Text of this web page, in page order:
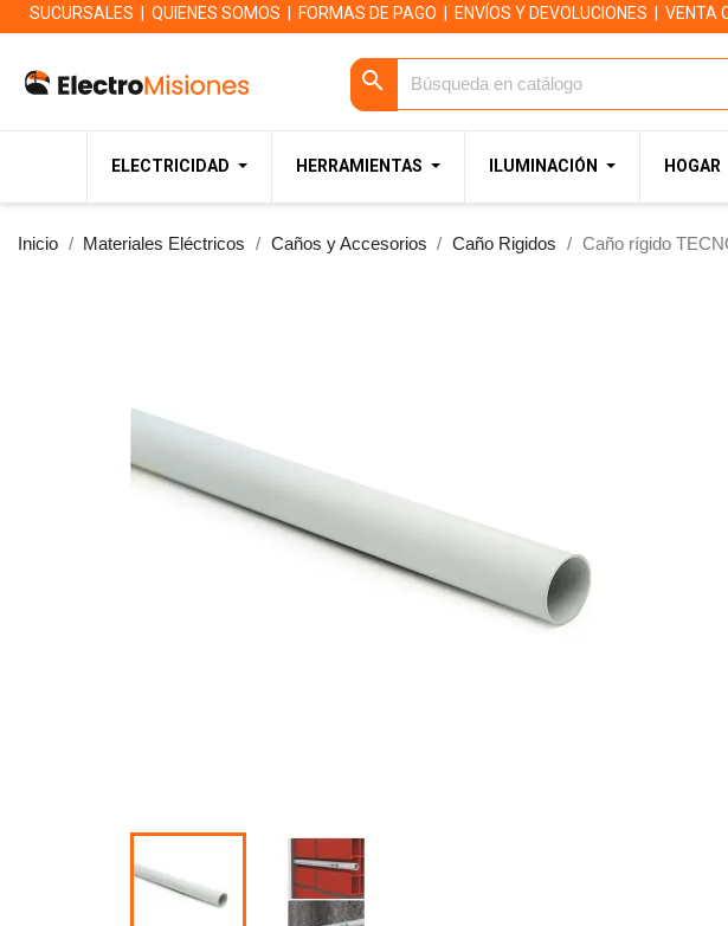
SUCURSALES QUIENES SOMOS FORMAS DE PAGO ENVÍOS Y DEVOLUCIONES VENTA
search
ELECTRICIDAD HERRAMIENTAS ILUMINACIÓN HOGAR
Inicio Materiales Eléctricos Caños y Accesorios Caño Rigidos Caño rígido